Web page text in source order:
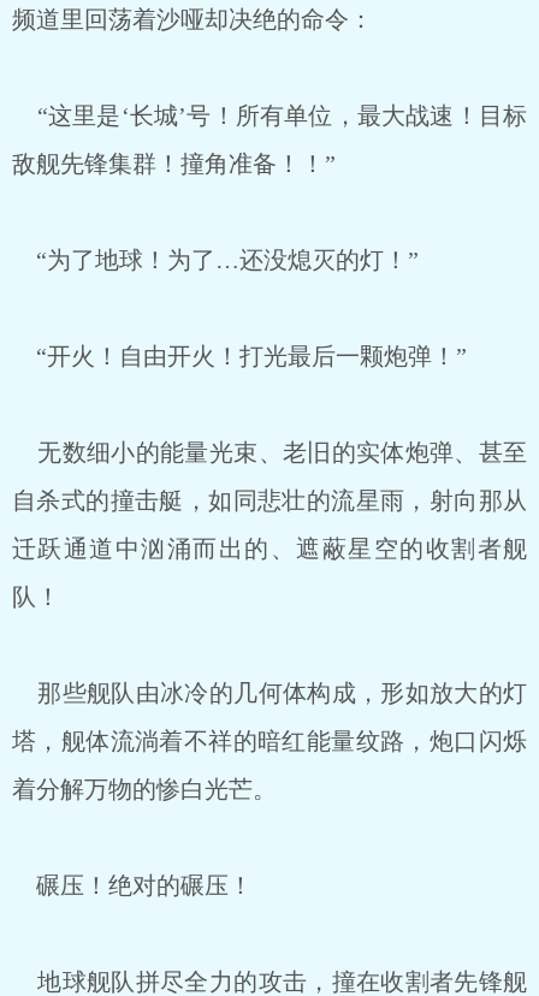
频道里回荡着沙哑却决绝的命令：
“这里是‘长城’号！所有单位，最大战速！目标
敌舰先锋集群！撞角准备！！”
“为了地球！为了…还没熄灭的灯！”
“开火！自由开火！打光最后一颗炮弹！”
无数细小的能量光束、老旧的实体炮弹、甚至
自杀式的撞击艇，如同悲壮的流星雨，射向那从
迁跃通道中汹涌而出的、遮蔽星空的收割者舰
队！
那些舰队由冰冷的几何体构成，形如放大的灯
塔，舰体流淌着不祥的暗红能量纹路，炮口闪烁
着分解万物的惨白光芒。
碾压！绝对的碾压！
地球舰队拼尽全力的攻击，撞在收割者先锋舰